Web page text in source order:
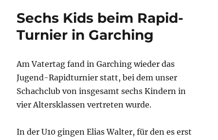
Sechs Kids beim Rapid-
Turnier in Garching
Am Vatertag fand in Garching wieder das
Jugend-Rapidturnier statt, bei dem unser
Schachclub von insgesamt sechs Kindern in
vier Altersklassen vertreten wurde.
In der U10 gingen Elias Walter, für den es erst